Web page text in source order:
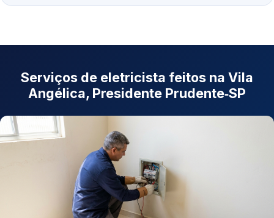
Serviços de eletricista feitos na Vila
Angélica, Presidente Prudente‑SP